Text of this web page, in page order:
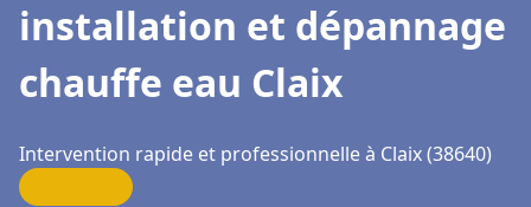
installation et dépannage
chauffe eau Claix
Intervention rapide et professionnelle à Claix (38640)